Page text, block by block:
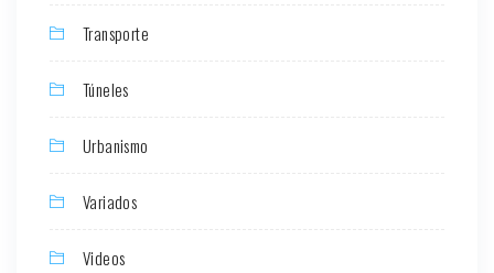
Transporte
Túneles
Urbanismo
Variados
Videos